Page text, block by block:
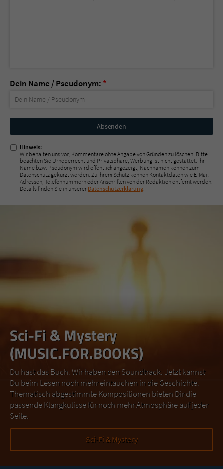
Dein Name / Pseudonym: *
Nicht
ausfüllen!
Hinweis:
Wir behalten uns vor, Kommentare ohne Angabe von Gründen zu löschen. Bitte
beachten Sie Urheberrecht und Privatsphäre; Werbung ist nicht gestattet. Ihr
Name bzw. Pseudonym wird öffentlich angezeigt; Nachnamen können zum
Datenschutz gekürzt werden. Zu Ihrem Schutz können Kontaktdaten wie E-Mail-
Adressen, Telefonnummern oder Anschriften von der Redaktion entfernt werden.
Details finden Sie in unserer Datenschutzerklärung
Sci-Fi & Mystery
(MUSIC.FOR.BOOKS)
Du hast das Buch. Wir haben den Soundtrack. Jetzt kannst
Du beim Lesen noch mehr eintauchen in die Geschichte.
Thematisch abgestimmte Kompositionen bieten Dir die
passende Klangkulisse für noch mehr Atmosphäre auf jeder
Seite.
Sci-Fi & Mystery